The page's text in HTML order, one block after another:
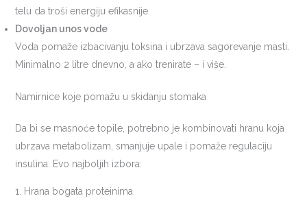
telu da troši energiju efikasnije.
Dovoljan unos vode
Voda pomaže izbacivanju toksina i ubrzava sagorevanje masti.
Minimalno 2 litre dnevno, a ako trenirate – i više.
Namirnice koje pomažu u skidanju stomaka
Da bi se masnoće topile, potrebno je kombinovati hranu koja
ubrzava metabolizam, smanjuje upale i pomaže regulaciju
insulina. Evo najboljih izbora:
1. Hrana bogata proteinima